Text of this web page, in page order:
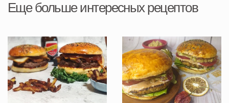
Еще больше интересных рецептов